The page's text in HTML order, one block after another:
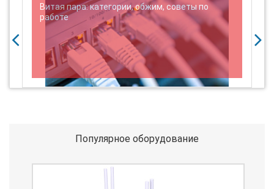
Витая пара: категории, обжим, советы по
работе
Популярное оборудование